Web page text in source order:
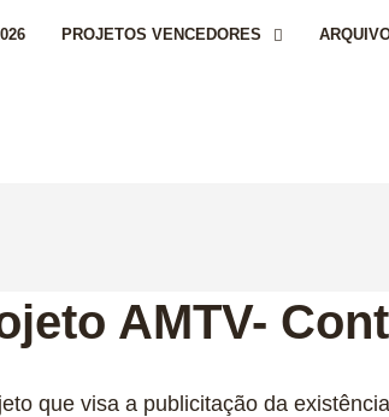
PROJETOS VENCEDORES
AMTV-
que visa a publicitação da